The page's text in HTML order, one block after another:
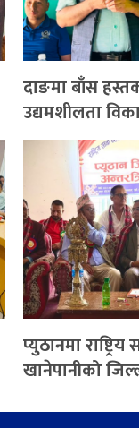
दाङमा बाँस
उद्यमशीलता
प्युठानमा
खानेपानीको